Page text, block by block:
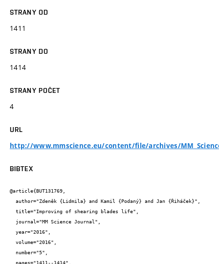
STRANY OD
1411
STRANY DO
1414
STRANY POČET
4
URL
http://www.mmscience.eu/content/file/archives/
BIBTEX
@article{BUT131769,